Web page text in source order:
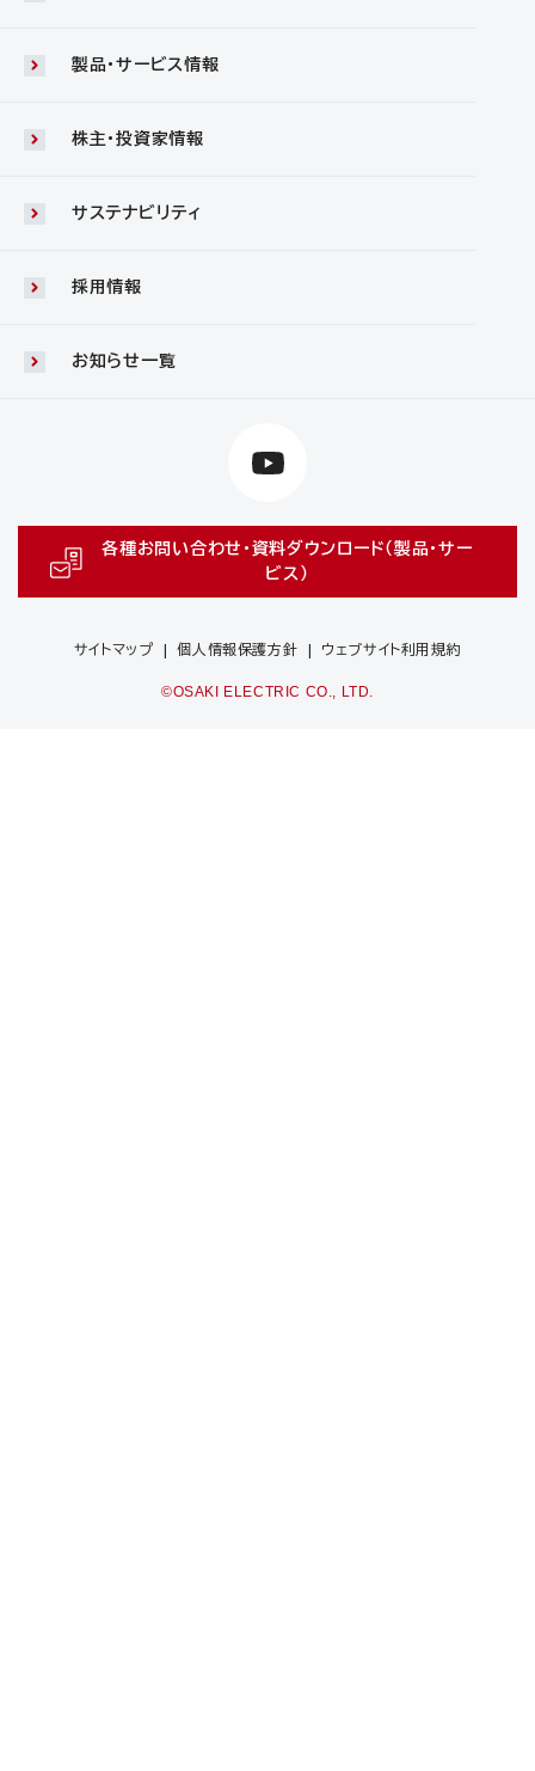
製品・サービス情報
株主・投資家情報
サステナビリティ
採用情報
お知らせ一覧
各種お問い合わせ・資料ダウンロード（製品・サー
ビス）
サイトマップ 個人情報保護方針 ウェブサイト利用規約
©OSAKI ELECTRIC CO., LTD.